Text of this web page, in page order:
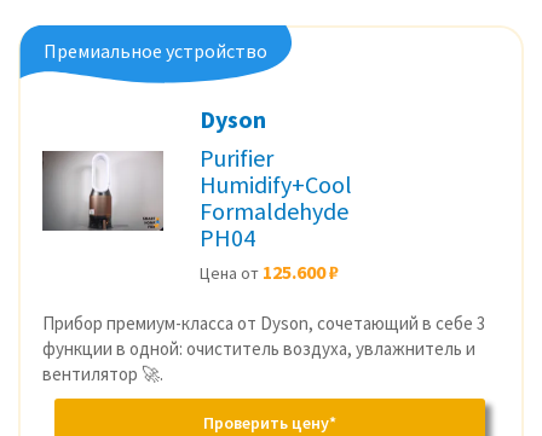
Премиальное устройство
Dyson
Purifier
Humidify+Cool
Formaldehyde
PH04
Цена от 125.600 ₽
Прибор премиум-класса от Dyson, сочетающий в себе 3
функции в одной: очиститель воздуха, увлажнитель и
вентилятор 🚀.
Проверить цену*